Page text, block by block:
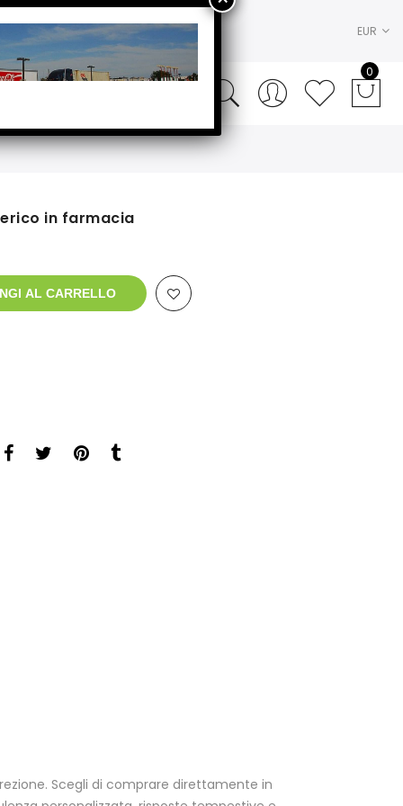
EUR
0
in farmacia
AL CARRELLO
Scegli di comprare direttamente in